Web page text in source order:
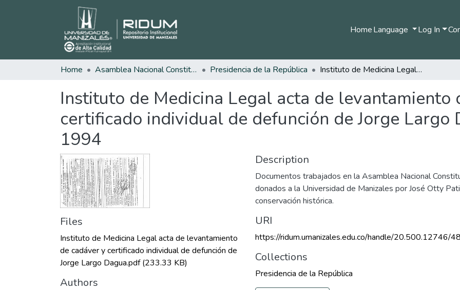
HomeLanguage Log In
Home Asamblea Nacional Constituyente Presidencia de la República Instituto de Medicina Legal acta de levantamiento de cadáver y certificado individual de defunción de Jorge Largo Dagua - 30 de julio de 1994
Instituto de Medicina Legal acta de levantamiento
certificado individual de defunción de Jorge Largo
1994
Files
Instituto de Medicina Legal acta de levantamiento
de cadáver y certificado individual de defunción de
Jorge Largo Dagua.pdf(233.33 KB)
Authors
Description
Documentos trabajados en la Asamblea Nacional
donados a la Universidad de Manizales por José Otty
conservación histórica.
URI
https://ridum.umanizales.edu.co/handle/20.500.12746/
Collections
Presidencia de la República